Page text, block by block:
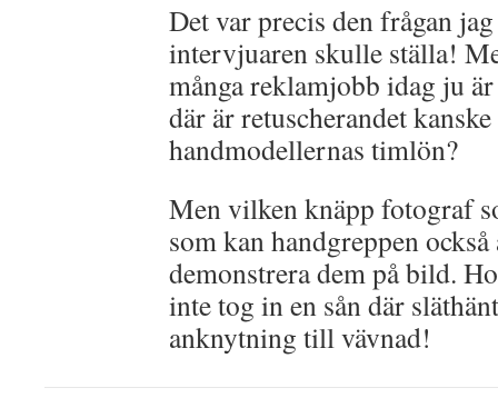
Det var precis den frågan
intervjuaren skulle ställa!
många reklamjobb idag ju
där är retuscherandet
handmodellernas timlön?
Men vilken knäpp fotograf
som kan handgreppen
demonstrera dem på bild.
inte tog in en sån där
anknytning till vävnad!